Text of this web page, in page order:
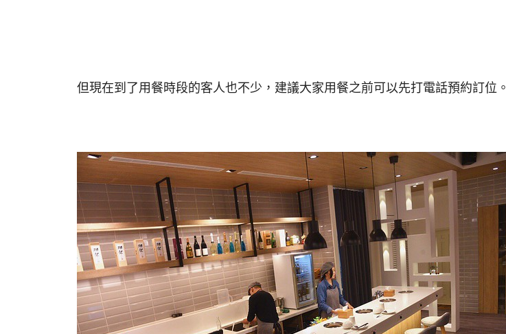
但現在到了用餐時段的客人也不少，建議大家用餐之前可以先打電話預約訂位。